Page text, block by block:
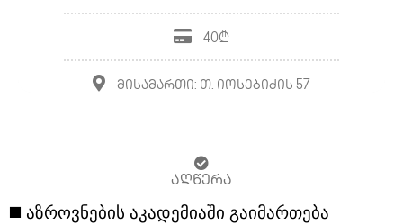
40₾
მისამართი: თ. იოსებიძის 57
ᲐᲦᲬᲔᲠᲐ
◼️ აზროვნების აკადემიაში გაიმართება